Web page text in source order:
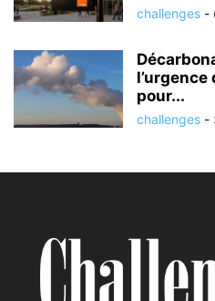
challenges -
pour...
challenges -